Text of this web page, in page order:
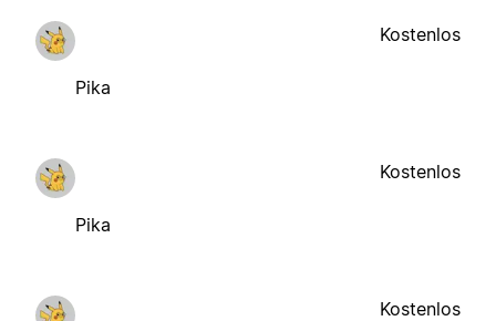
Pika
Kostenlos
Pika
Kostenlos
Kostenlos